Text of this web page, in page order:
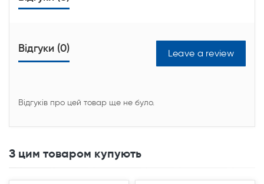
Відгуки (0) Leave a review
Відгуків про цей товар ще не було.
З цим товаром купують